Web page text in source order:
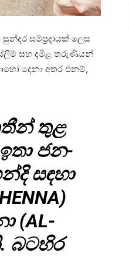
සම්ප්‍ර­දා­යක් ලෙස
සහ දමිළ තරු­ණි­යන්
දෙනා අතර එනම්,
තුළ
ජන­
සඳහා
(AL-
බට­හිර